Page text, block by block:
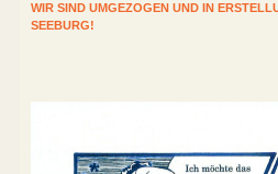
WIR SIND UMGEZOGEN UND IN
SEEBURG!